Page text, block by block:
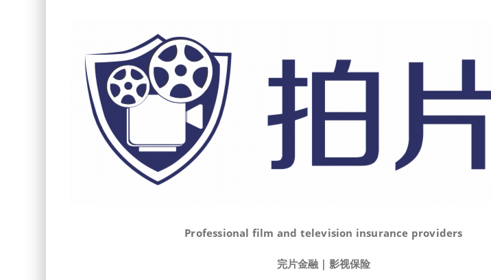
Professional film and television insurance providers
完片金融｜影视保险